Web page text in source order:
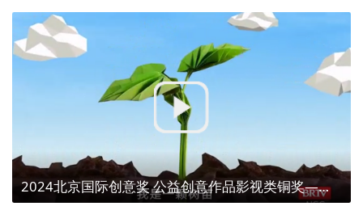
2024北京国际创意奖 公益创意作品影视类铜奖——【植树造林、点亮京津冀】植树为了什么？